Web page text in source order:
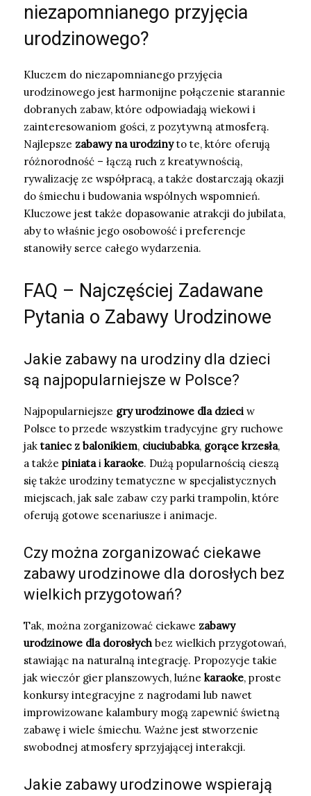
niezapomnianego przyjęcia
urodzinowego?
Kluczem do niezapomnianego przyjęcia
urodzinowego jest harmonijne połączenie starannie
dobranych zabaw, które odpowiadają wiekowi i
zainteresowaniom gości, z pozytywną atmosferą.
Najlepsze zabawy na urodzinyto te, które oferują
różnorodność – łączą ruch z kreatywnością,
rywalizację ze współpracą, a także dostarczają okazji
do śmiechu i budowania wspólnych wspomnień.
Kluczowe jest także dopasowanie atrakcji do jubilata,
aby to właśnie jego osobowość i preferencje
stanowiły serce całego wydarzenia.
FAQ – Najczęściej Zadawane
Pytania o Zabawy Urodzinowe
Jakie zabawy na urodziny dla dzieci
są najpopularniejsze w Polsce?
Najpopularniejsze gry urodzinowe dla dzieci w
Polsce to przede wszystkim tradycyjne gry ruchowe
jak taniec z balonikiem, ciuciubabka, gorące krzesła,
a także piniatai karaoke. Dużą popularnością cieszą
się także urodziny tematyczne w specjalistycznych
miejscach, jak sale zabaw czy parki trampolin, które
oferują gotowe scenariusze i animacje.
Czy można zorganizować ciekawe
zabawy urodzinowe dla dorosłych bez
wielkich przygotowań?
Tak, można zorganizować ciekawe zabawy
urodzinowe dla dorosłych bez wielkich przygotowań,
stawiając na naturalną integrację. Propozycje takie
jak wieczór gier planszowych, luźne karaoke, proste
konkursy integracyjne z nagrodami lub nawet
improwizowane kalambury mogą zapewnić świetną
zabawę i wiele śmiechu. Ważne jest stworzenie
swobodnej atmosfery sprzyjającej interakcji.
Jakie zabawy urodzinowe wspierają